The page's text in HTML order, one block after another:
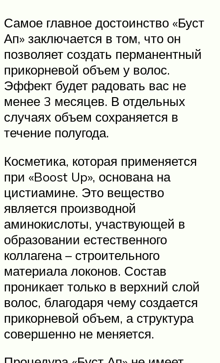
Самое главное достоинство «Буст
Ап» заключается в том, что он
позволяет создать перманентный
прикорневой объем у волос.
Эффект будет радовать вас не
менее 3 месяцев. В отдельных
случаях объем сохраняется в
течение полугода.
Косметика, которая применяется
при «Boost Up», основана на
цистиамине. Это вещество
является производной
аминокислоты, участвующей в
образовании естественного
коллагена – строительного
материала локонов. Состав
проникает только в верхний слой
волос, благодаря чему создается
прикорневой объем, а структура
совершенно не меняется.